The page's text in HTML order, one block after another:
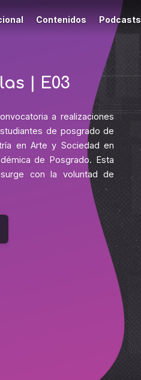
Contenidos Podcasts
| E03
a realizaciones
de posgrado de
en Arte y Sociedad en
de Posgrado. Esta
con la voluntad de